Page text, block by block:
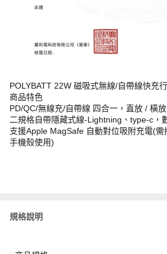
POLYBATT 22W 磁吸式無線/自帶線快充
商品特色
PD/QC/無線充/自帶線 四合一，直放 / 橫
二規格自帶隱藏式線-Lightning、type-c，
支援Apple MagSafe 自動對位吸附充電(
手機殼使用)
規格說明